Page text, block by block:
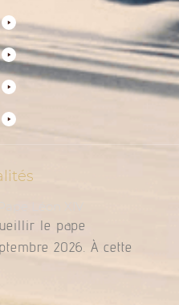
le pape
2026. À cette